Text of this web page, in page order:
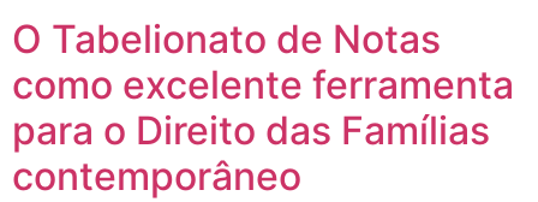
O Tabelionato de Notas
como excelente ferramenta
para o Direito das Famílias
contemporâneo